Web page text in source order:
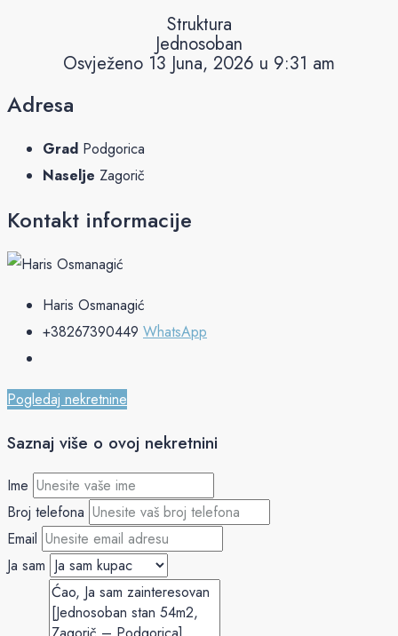
Struktura
Jednosoban
Osvježeno 13 Juna, 2026 u 9:31 am
Adresa
Grad Podgorica
Naselje Zagorič
Kontakt informacije
Haris Osmanagić
+38267390449 WhatsApp
Pogledaj nekretnine
Saznaj više o ovoj nekretnini
Ime
Broj telefona
Email
Ja sam